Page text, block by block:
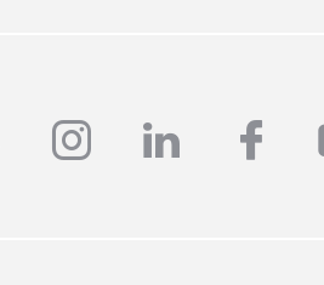
instagram
linkedin